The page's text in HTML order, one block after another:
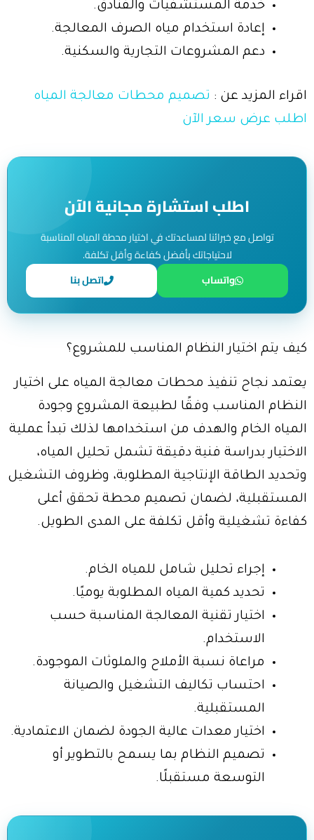
خدمة المستشفيات والفنادق.
إعادة استخدام مياه الصرف المعالجة.
دعم المشروعات التجارية والسكنية.
اقراء المزيد عن : تصميم محطات معالجة المياه
اطلب عرض سعر الآن
اطلب استشارة مجانية الآن
تواصل مع خبرائنا لمساعدتك في اختيار محطة المياه المناسبة
لاحتياجاتك بأفضل كفاءة وأقل تكلفة.
واتساب
اتصل بنا
كيف يتم اختيار النظام المناسب للمشروع؟
يعتمد نجاح تنفيذ محطات معالجة المياه على اختيار
النظام المناسب وفقًا لطبيعة المشروع وجودة
المياه الخام والهدف من استخدامها لذلك تبدأ عملية
الاختيار بدراسة فنية دقيقة تشمل تحليل المياه،
وتحديد الطاقة الإنتاجية المطلوبة، وظروف التشغيل
المستقبلية، لضمان تصميم محطة تحقق أعلى
كفاءة تشغيلية وأقل تكلفة على المدى الطويل.
إجراء تحليل شامل للمياه الخام.
تحديد كمية المياه المطلوبة يوميًا.
اختيار تقنية المعالجة المناسبة حسب
الاستخدام.
مراعاة نسبة الأملاح والملوثات الموجودة.
احتساب تكاليف التشغيل والصيانة
المستقبلية.
اختيار معدات عالية الجودة لضمان الاعتمادية.
تصميم النظام بما يسمح بالتطوير أو
التوسعة مستقبلًا.